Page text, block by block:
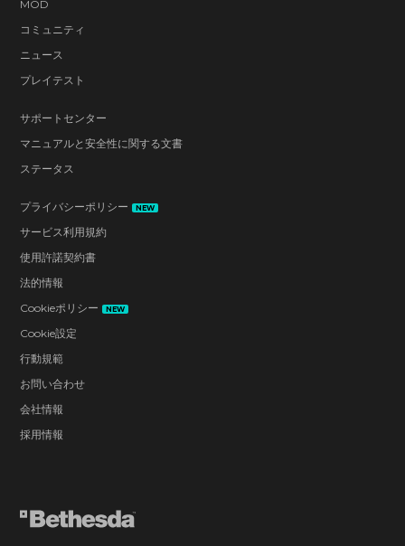
MOD
コミュニティ
ニュース
プレイテスト
サポートセンター
マニュアルと安全性に関する文書
ステータス
プライバシーポリシー NEW
サービス利用規約
使用許諾契約書
法的情報
Cookieポリシー
NEW
Cookie設定
行動規範
お問い合わせ
会社情報
採用情報